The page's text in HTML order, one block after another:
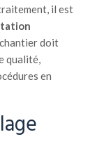
il est
doit
qualité,
en